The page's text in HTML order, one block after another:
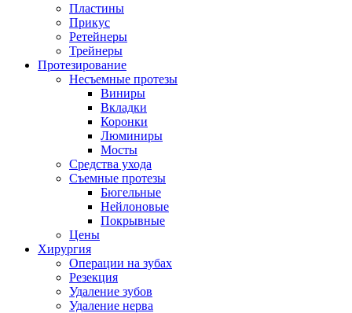
Пластины
Прикус
Ретейнеры
Трейнеры
Протезирование
Несъемные протезы
Виниры
Вкладки
Коронки
Люминиры
Мосты
Средства ухода
Съемные протезы
Бюгельные
Нейлоновые
Покрывные
Цены
Хирургия
Операции на зубах
Резекция
Удаление зубов
Удаление нерва